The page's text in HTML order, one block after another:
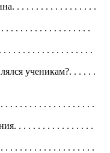
. . . . . . . . . . . . . . . . .
. . . . . . . . . . . . . . . . . .
. . . . . . . . . . . . . . . . . . .
ученикам?. . . . . .
. . . . . . . . . . . . . . . . . . .
. . . . . . . . . . . . . . . .
. . . . . . . . . . . . . . . . . . .